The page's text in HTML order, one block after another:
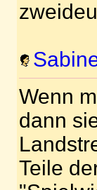
Wenn
dann
Teile